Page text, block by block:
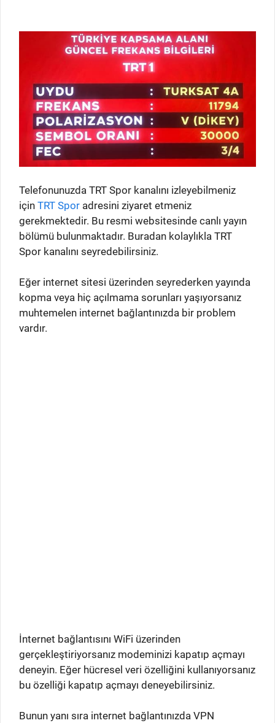
Telefonunuzda TRT Spor kanalını izleyebilmeniz
için TRT Spor adresini ziyaret etmeniz
gerekmektedir. Bu resmi websitesinde canlı yayın
bölümü bulunmaktadır. Buradan kolaylıkla TRT
Spor kanalını seyredebilirsiniz.
Eğer internet sitesi üzerinden seyrederken yayında
kopma veya hiç açılmama sorunları yaşıyorsanız
muhtemelen internet bağlantınızda bir problem
vardır.
İnternet bağlantısını WiFi üzerinden
gerçekleştiriyorsanız modeminizi kapatıp açmayı
deneyin. Eğer hücresel veri özelliğini kullanıyorsanız
bu özelliği kapatıp açmayı deneyebilirsiniz.
Bunun yanı sıra internet bağlantınızda VPN